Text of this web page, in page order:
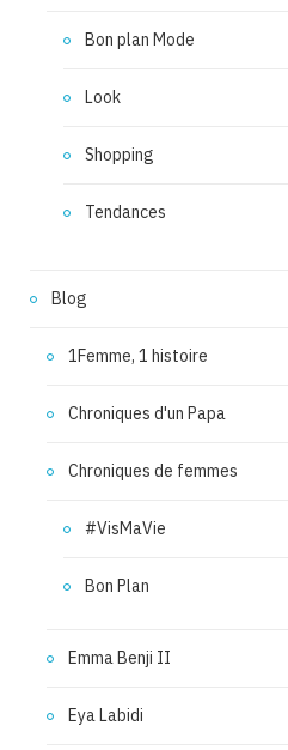
Bon plan Mode
Look
Shopping
Tendances
Blog
1Femme, 1 histoire
Chroniques d'un Papa
Chroniques de femmes
#VisMaVie
Bon Plan
Emma Benji II
Eya Labidi